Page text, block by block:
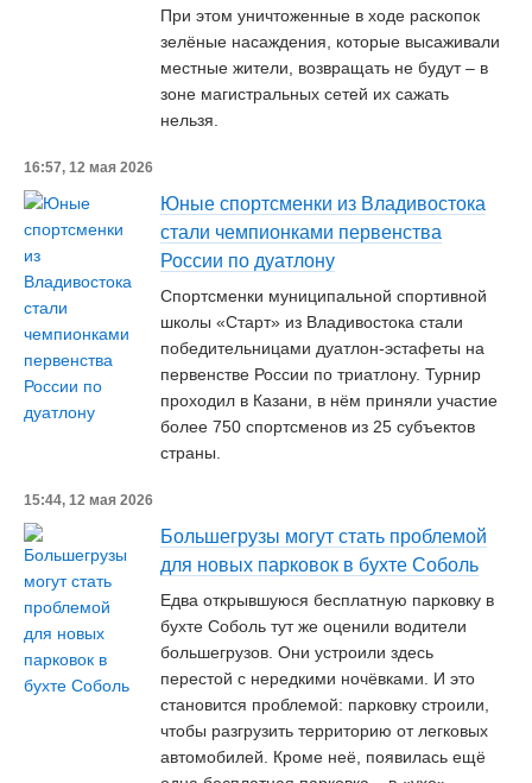
При этом уничтоженные в ходе раскопок
зелёные насаждения, которые высаживали
местные жители, возвращать не будут – в
зоне магистральных сетей их сажать
нельзя.
16:57, 12 мая 2026
Юные спортсменки из Владивостока
стали чемпионками первенства
России по дуатлону
Спортсменки муниципальной спортивной
школы «Старт» из Владивостока стали
победительницами дуатлон-эстафеты на
первенстве России по триатлону. Турнир
проходил в Казани, в нём приняли участие
более 750 спортсменов из 25 субъектов
страны.
15:44, 12 мая 2026
Большегрузы могут стать проблемой
для новых парковок в бухте Соболь
Едва открывшуюся бесплатную парковку в
бухте Соболь тут же оценили водители
большегрузов. Они устроили здесь
перестой c нередкими ночёвками. И это
становится проблемой: парковку строили,
чтобы разгрузить территорию от легковых
автомобилей. Кроме неё, появилась ещё